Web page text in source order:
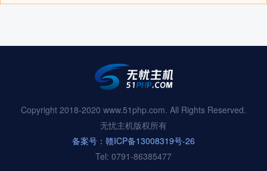
Copyright 2018-2020 www.51php.com. All Rights Reserved.
无忧主机版权所有
备案号：赣ICP备13008319号-26
Tel: 0791-86385477